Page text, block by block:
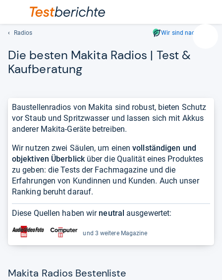
ein.
und
lassen
mit
Radios Wir sind nachhaltig
Die bes­ten Makita Radios | Test &
Kauf­be­ra­tung
Baustellenradios von Makita sind robust, bieten Schutz
vor Staub und Spritzwasser und lassen sich mit Akkus
anderer Makita-Geräte betreiben.
Wir nutzen zwei Säulen, um einenvollständigen und
objektiven Überblicküber die Qualität eines Produktes
zu geben: die Tests der Fachmagazine und die
Erfahrungen von Kundinnen und Kunden. Auch unser
Ranking beruht darauf.
Diese Quellen haben wir neutral ausgewertet:
und 3 weitere Magazine
Makita Radios Bestenliste